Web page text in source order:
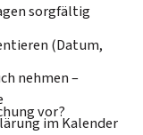
sorgfältig
(Datum,
nehmen –
vor?
im Kalender